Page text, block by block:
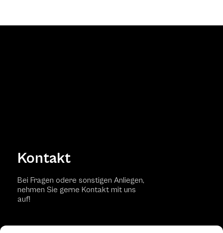
Kontakt
Bei Fragen odere sonstigen Anliegen,
nehmen Sie gerne Kontakt mit uns
auf!